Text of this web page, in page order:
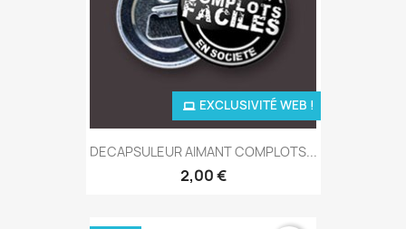
DECAPSULEUR AIMANT COMPLOTS...
2,00 €
EXCLUSIVITÉ WEB !